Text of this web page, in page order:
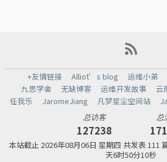
+友情链接 Alliot’s blog 运维小弟
九思学舍
无缺博客 运维开发故事 云
任我乐
JaromeJiang 凡梦星尘空间站
总访客
127238
总
本站截止 2026年08月06日 星期四 共发表 111
天6时50分10秒